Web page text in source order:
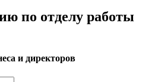
по отделу работы
и директоров